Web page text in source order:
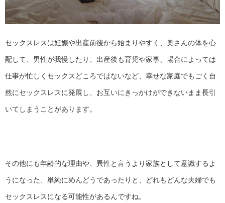
セックスレスは妊娠や出産前後から始まりやすく、奥さんの体を心
配して、男性が我慢したり、出産後も育児や家事、場合によっては
仕事が忙しくセックスどころではないなど、幸せな家庭でもごく自
然にセックスレスに発展し、お互いにきっかけができないまま長引
いてしまうことがあります。
その他にも年齢的な理由や、異性と言うより家族として意識するよ
うになった、単純にめんどうであったりと、どれもどんな夫婦でも
セックスレスになる可能性があるんですね。